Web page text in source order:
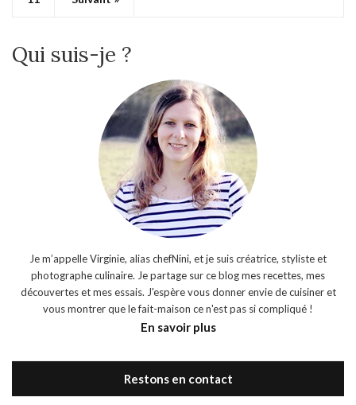
Qui suis-je ?
Je m’appelle Virginie, alias chefNini, et je suis créatrice, styliste et
photographe culinaire. Je partage sur ce blog mes recettes, mes
découvertes et mes essais. J'espère vous donner envie de cuisiner et
vous montrer que le fait-maison ce n'est pas si compliqué !
En savoir plus
Restons en contact